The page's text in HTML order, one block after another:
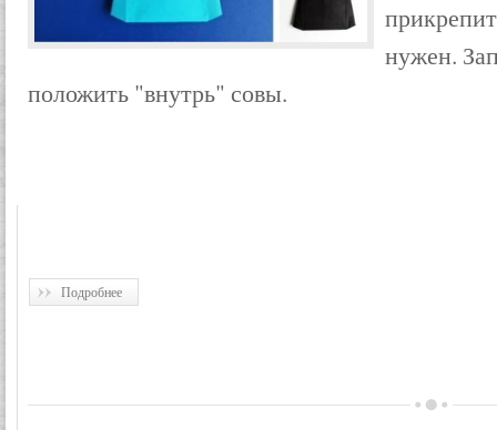
нужен.
положить "внутрь" совы.
Подробнее